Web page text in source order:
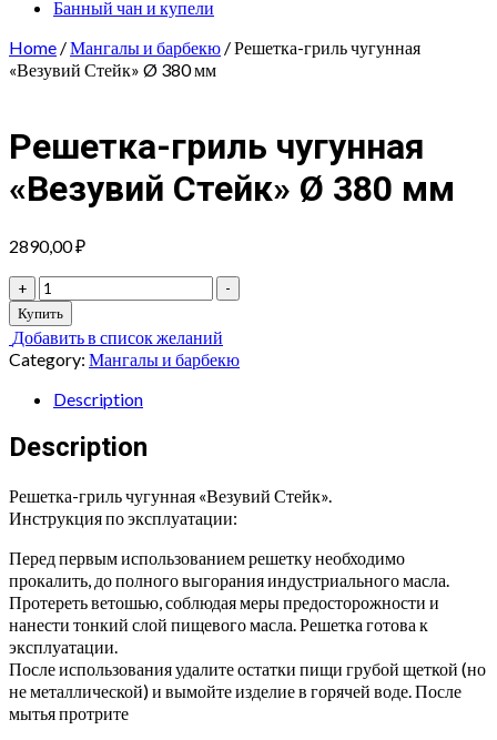
Банный чан и купели
Home /Мангалы и барбекю / Решетка-гриль чугунная
«Везувий Стейк» Ø 380 мм
Решетка-гриль чугунная
«Везувий Стейк» Ø 380 мм
2890,00₽
+
Решетка-
гриль
чугунная
«Везувий
Стейк»
Ø
мм
quantity
-
Купить
Добавить в список желаний
Category: Мангалы и барбекю
Description
Description
Решетка-гриль чугунная «Везувий Стейк».
Инструкция по эксплуатации:
Перед первым использованием решетку необходимо
прокалить, до полного выгорания индустриального масла.
Протереть ветошью, соблюдая меры предосторожности и
нанести тонкий слой пищевого масла. Решетка готова к
эксплуатации.
После использования удалите остатки пищи грубой щеткой (но
не металлической) и вымойте изделие в горячей воде. После
мытья протрите